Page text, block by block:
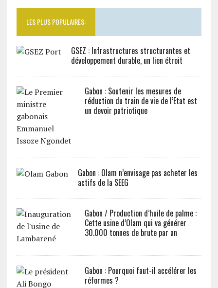
LES PLUS POPULAIRES:
GSEZ : Infrastructures structurantes et
développement durable, un lien étroit
Gabon : Soutenir les mesures de
réduction du train de vie de l’Etat est
un devoir patriotique
Gabon : Olam n’envisage pas acheter les
actifs de la SEEG
Gabon / Production d’huile de palme :
Cette usine d’Olam qui va générer
30.000 tonnes de brute par an
Gabon : Pourquoi faut-il accélérer les
réformes ?